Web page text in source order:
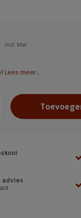
Incl. btw
Lees meer..
advies